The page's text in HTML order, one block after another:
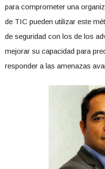
para comprometer una
de TIC pueden utilizar este
de seguridad con los de los
mejorar su capacidad para
responder a las amenazas